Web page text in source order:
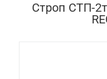
Строп СТП-